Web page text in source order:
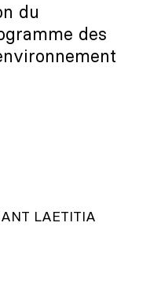
du
des
LAETITIA